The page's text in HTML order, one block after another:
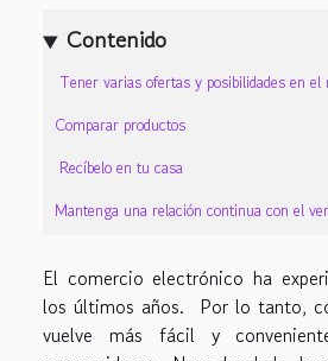
Contenido
Tener varias ofertas y posibilidades en
Comparar productos
Recíbelo en tu casa
Mantenga una relación continua con el
El comercio electrónico ha
los últimos años. Por lo tanto,
vuelve más fácil y